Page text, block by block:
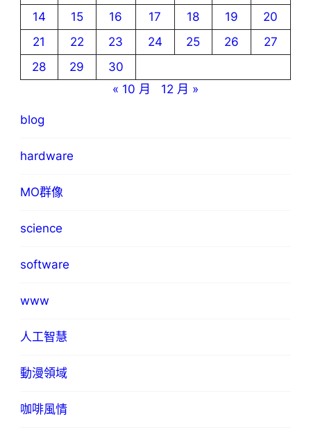
14
15 16 17 18 19
20
21
22 23 24 25 26
27
28
29
30
« 10 月
12 月 »
blog
hardware
MO群像
science
software
www
人工智慧
動漫領域
咖啡風情